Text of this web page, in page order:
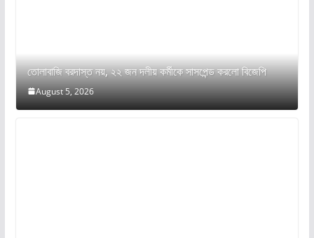
তোলাবাজি বরদাস্ত নয়, ২২ জন দলীয় কর্মীকে সাসপেন্ড করলো বিজেপি
August 5, 2026